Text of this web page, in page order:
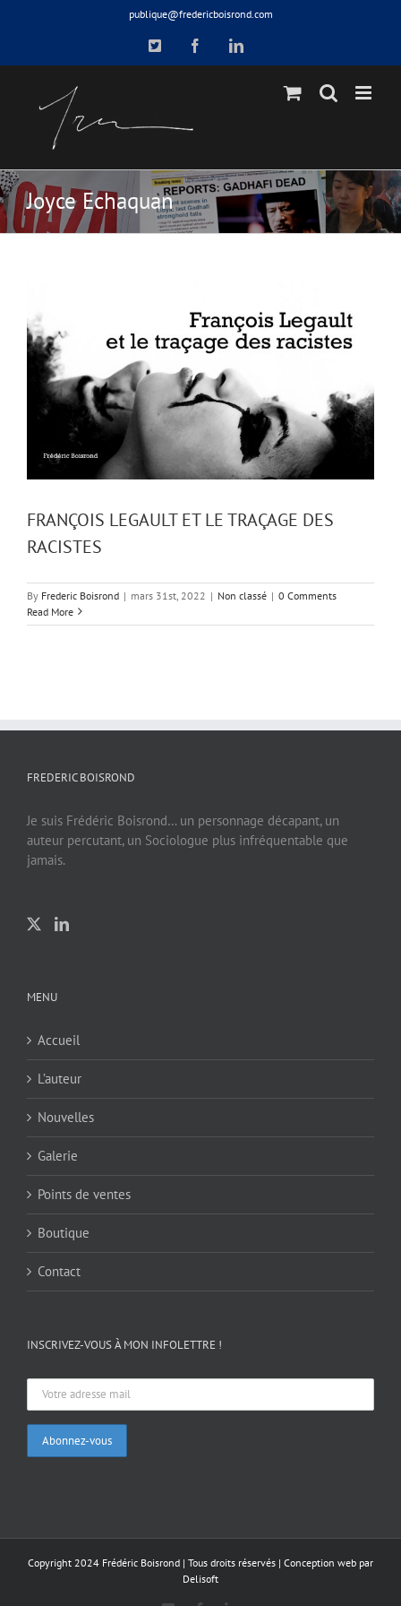
publique@fredericboisrond.com
X FacebookLinkedIn
Joyce Echaquan
FRANÇOIS LEGAULT ET LE TRAÇAGE DES
RACISTES
By Frederic Boisrond | mars 31st, 2022 | Non classé | 0 Comments
Read More
FREDERIC BOISROND
Je suis Frédéric Boisrond… un personnage décapant, un
auteur percutant, un Sociologue plus infréquentable que
jamais.
MENU
Accueil
L’auteur
Nouvelles
Galerie
Points de ventes
Boutique
Contact
INSCRIVEZ-VOUS À MON INFOLETTRE !
Copyright 2024 Frédéric Boisrond | Tous droits réservés | Conception web par
Delisoft